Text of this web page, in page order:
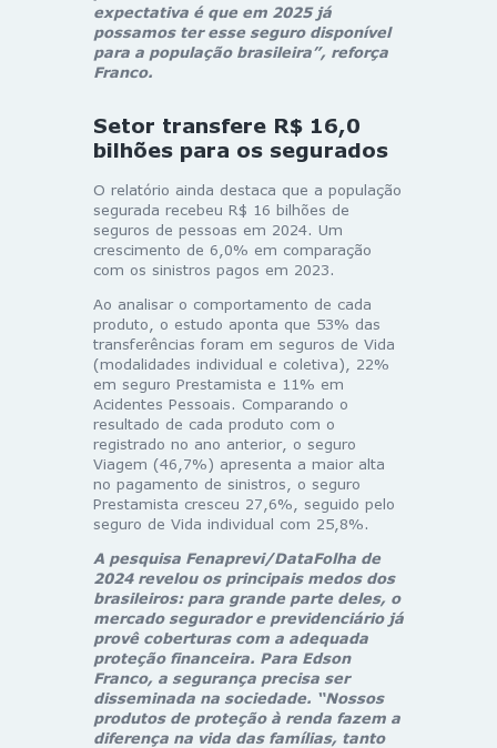
expectativa é que em 2025 já
possamos ter esse seguro disponível
para a população brasileira”, reforça
Franco.
Setor transfere R$ 16,0
bilhões para os segurados
O relatório ainda destaca que a população
segurada recebeu R$ 16 bilhões de
seguros de pessoas em 2024. Um
crescimento de 6,0% em comparação
com os sinistros pagos em 2023.
Ao analisar o comportamento de cada
produto, o estudo aponta que 53% das
transferências foram em seguros de Vida
(modalidades individual e coletiva), 22%
em seguro Prestamista e 11% em
Acidentes Pessoais. Comparando o
resultado de cada produto com o
registrado no ano anterior, o seguro
Viagem (46,7%) apresenta a maior alta
no pagamento de sinistros, o seguro
Prestamista cresceu 27,6%, seguido pelo
seguro de Vida individual com 25,8%.
A pesquisa Fenaprevi/DataFolha de
2024 revelou os principais medos dos
brasileiros: para grande parte deles, o
mercado segurador e previdenciário já
provê coberturas com a adequada
proteção financeira. Para Edson
Franco, a segurança precisa ser
disseminada na sociedade. “Nossos
produtos de proteção à renda fazem a
diferença na vida das famílias, tanto